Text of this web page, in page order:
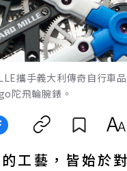
攜手義大利傳奇自行車
陀飛輪腕錶。
工藝，皆始於